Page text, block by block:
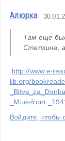
Алюрка
Там еще
Степкина,
http://www.e-
lib.org/
_Mius-
Войдите, чтобы